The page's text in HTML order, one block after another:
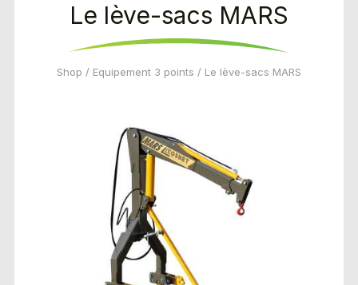
Le lève-sacs MARS
Shop / Equipement 3 points / Le lève-sacs MARS